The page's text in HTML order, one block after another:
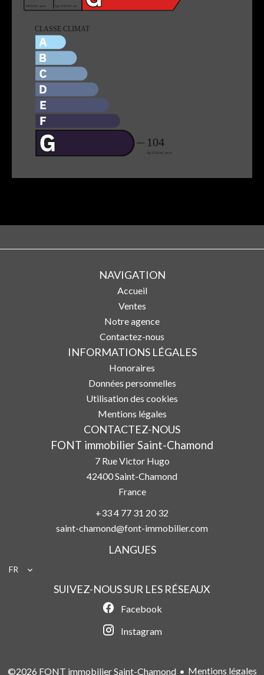
NAVIGATION
Accueil
Ventes
Notre agence
Contactez-nous
INFORMATIONS LÉGALES
Honoraires
Données personnelles
Utilisation des cookies
Mentions légales
CONTACTEZ-NOUS
FONT immobilier Saint-Chamond
7 Rue Victor Hugo
42400Saint-Chamond
France
+33 4 77 31 20 32
saint-chamond@font-immobilier.com
LANGUES
FR
SUIVEZ-NOUS SUR LES RÉSEAUX
Facebook
Instagram
©2026 FONT immobilier Saint-Chamond Mentions légales